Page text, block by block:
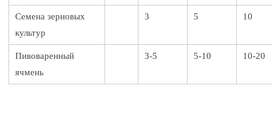
Семена зерновых
культур
3 5 10
Пивоваренный
ячмень
3-5 5-10 10-20